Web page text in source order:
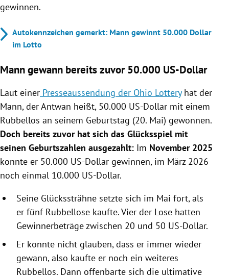
gewinnen.
Autokennzeichen gemerkt: Mann gewinnt 50.000 Dollar
im Lotto
Mann gewann bereits zuvor 50.000 US-Dollar
Laut einer Presseaussendung der Ohio Lotteryhat der
Mann, der Antwan heißt, 50.000 US-Dollar mit einem
Rubbellos an seinem Geburtstag (20. Mai) gewonnen.
Doch bereits zuvor hat sich das Glücksspiel mit
seinen Geburtszahlen ausgezahlt: Im November 2025
konnte er 50.000 US-Dollar gewinnen, im März 2026
noch einmal 10.000 US-Dollar.
Seine Glückssträhne setzte sich im Mai fort, als
er fünf Rubbellose kaufte. Vier der Lose hatten
Gewinnerbeträge zwischen 20 und 50 US-Dollar.
Er konnte nicht glauben, dass er immer wieder
gewann, also kaufte er noch ein weiteres
Rubbellos. Dann offenbarte sich die ultimative